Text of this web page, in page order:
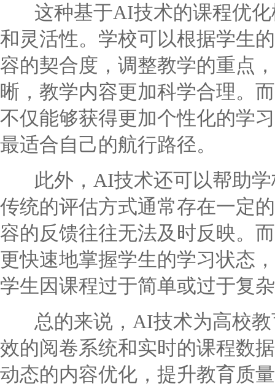
这种基于AI技术的课程优化
和灵活性。学校可以根据学生
容的契合度，调整教学的重点
晰，教学内容更加科学合理。
不仅能够获得更加个性化的学
最适合自己的航行路径。
此外，AI技术还可以帮助学
传统的评估方式通常存在一定
容的反馈往往无法及时反映。
更快速地掌握学生的学习状态
学生因课程过于简单或过于复
总的来说，AI技术为高校教
效的阅卷系统和实时的课程数
动态的内容优化，提升教育质